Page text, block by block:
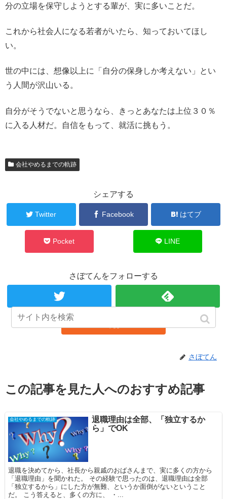
分の立場を保守しようとする輩が、実に多いことだ。
これから社会人になる若者がいたら、知っておいてほし
い。
世の中には、想像以上に「自分の保身しか考えない」とい
う人間が沢山いる。
自分がそうでないと思うなら、きっとあなたは上位３０％
に入る人材だ。自信をもって、就活に挑もう。
会社やめるまでの軌跡
シェアする
Twitter Facebook はてブ
Pocket LINE
さぼてんをフォローする
さぼてん
この記事を見た人へのおすすめ記事
会社やめるまでの軌跡
退職理由は全部、「独立するか
ら」でOK
退職を決めてから、社長から親戚のおばさんまで、実に多くの方から
「退職理由」を聞かれた。 その経験で思ったのは、退職理由は全部
「独立するから」にした方が無難、というか面倒がないということ
だ。 こう答えると、多くの方に、 ・...